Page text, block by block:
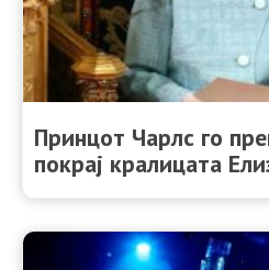
Принцот Чарлс го
покрај кралицата